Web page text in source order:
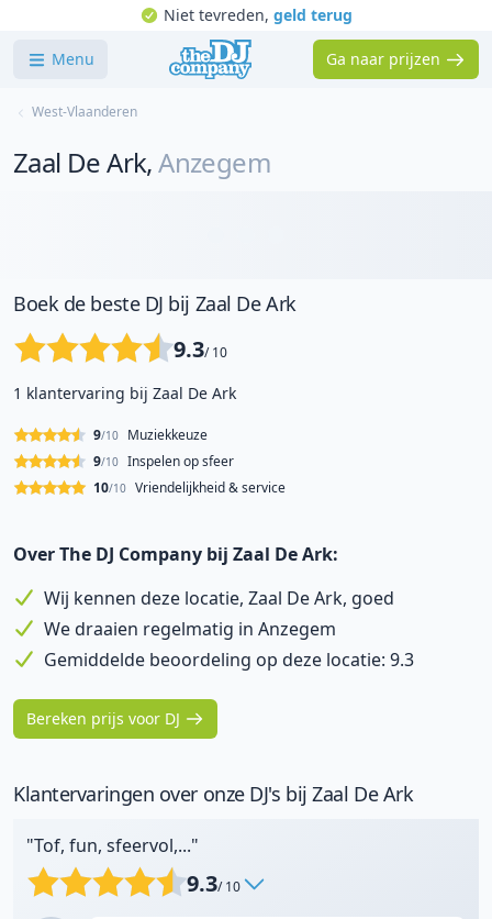
Niet tevreden, geld terug
Menu Ga naar prijzen
West-Vlaanderen
Zaal De Ark,Anzegem
Boek de beste DJ bij Zaal De Ark
9.3/ 10
1 klantervaring bij Zaal De Ark
Muziekkeuze
9/10
Inspelen op sfeer
9/10
Vriendelijkheid & service
10/10
Over The DJ Company bij Zaal De Ark:
Wij kennen deze locatie, Zaal De Ark, goed
We draaien regelmatig in Anzegem
Gemiddelde beoordeling op deze locatie: 9.3
Bereken prijs voor DJ
Klantervaringen over onze DJ's bij Zaal De Ark
"Tof, fun, sfeervol,..."
9.3/ 10